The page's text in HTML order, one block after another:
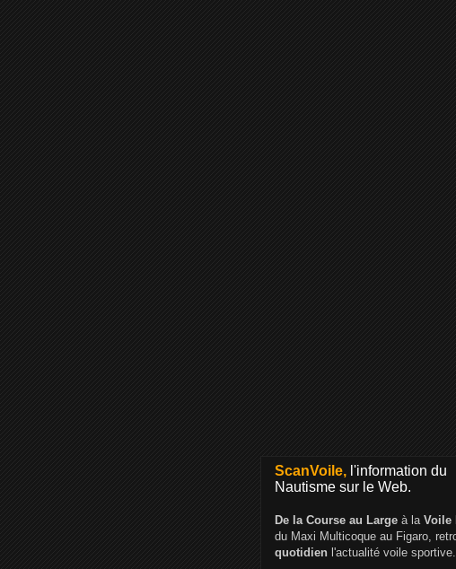
ScanVoile, l'information du
Nautisme sur le Web.
De la Course au Large à la Voile
du Maxi Multicoque au Figaro,
quotidien l'actualité voile sportive.